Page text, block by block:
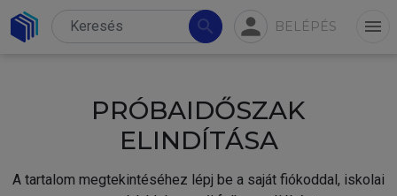
search person BELÉPÉS menu
PRÓBAIDŐSZAK
ELINDÍTÁSA
A tartalom megtekintéséhez lépj be a saját fiókoddal, iskolai